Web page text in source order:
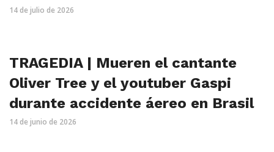
14 de julio de 2026
TRAGEDIA | Mueren el cantante
Oliver Tree y el youtuber Gaspi
durante accidente áereo en Brasil
14 de junio de 2026